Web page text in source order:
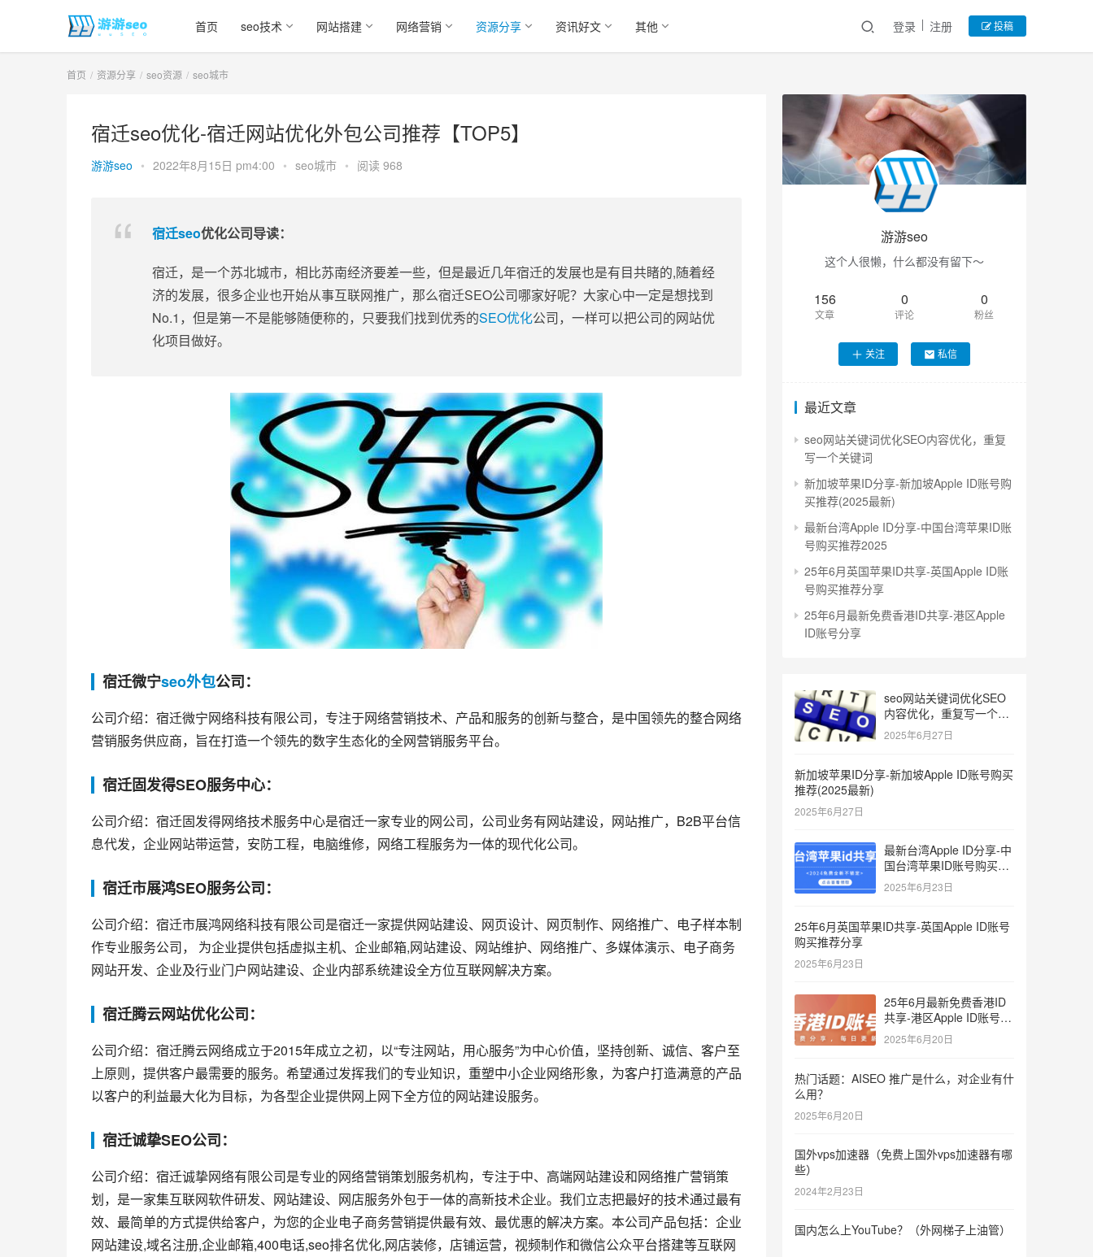
首页 seo技术 网站搭建 网络营销 资源分享 资讯好文 其他 登录 注册 投稿
首页 资源分享 seo资源 seo城市
宿迁seo优化-宿迁网站优化外包公司推荐【TOP5】
游游seo • 2022年8月15日 pm4:00 • seo城市 • 阅读 968
宿迁seo优化公司导读：
宿迁，是一个苏北城市，相比苏南经济要差一些，但是最近几年宿迁的发展也是有目共睹的,随着经
济的发展，很多企业也开始从事互联网推广，那么宿迁SEO公司哪家好呢？大家心中一定是想找到
No.1，但是第一不是能够随便称的，只要我们找到优秀的SEO优化公司，一样可以把公司的网站优
化项目做好。
宿迁微宁seo外包公司：
公司介绍：宿迁微宁网络科技有限公司，专注于网络营销技术、产品和服务的创新与整合，是中国领先的整合网络
营销服务供应商，旨在打造一个领先的数字生态化的全网营销服务平台。
宿迁固发得SEO服务中心：
公司介绍：宿迁固发得网络技术服务中心是宿迁一家专业的网公司，公司业务有网站建设，网站推广，B2B平台信
息代发，企业网站带运营，安防工程，电脑维修，网络工程服务为一体的现代化公司。
宿迁市展鸿SEO服务公司：
公司介绍：宿迁市展鸿网络科技有限公司是宿迁一家提供网站建设、网页设计、网页制作、网络推广、电子样本制
作专业服务公司， 为企业提供包括虚拟主机、企业邮箱,网站建设、网站维护、网络推广、多媒体演示、电子商务
网站开发、企业及行业门户网站建设、企业内部系统建设全方位互联网解决方案。
宿迁腾云网站优化公司：
公司介绍：宿迁腾云网络成立于2015年成立之初，以“专注网站，用心服务”为中心价值，坚持创新、诚信、客户至
上原则，提供客户最需要的服务。希望通过发挥我们的专业知识，重塑中小企业网络形象，为客户打造满意的产品
以客户的利益最大化为目标，为各型企业提供网上网下全方位的网站建设服务。
宿迁诚挚SEO公司：
公司介绍：宿迁诚挚网络有限公司是专业的网络营销策划服务机构，专注于中、高端网站建设和网络推广营销策
划，是一家集互联网软件研发、网站建设、网店服务外包于一体的高新技术企业。我们立志把最好的技术通过最有
效、最简单的方式提供给客户，为您的企业电子商务营销提供最有效、最优惠的解决方案。本公司产品包括：企业
网站建设,域名注册,企业邮箱,400电话,seo排名优化,网店装修，店铺运营，视频制作和微信公众平台搭建等互联网
游游seo
这个人很懒，什么都没有留下～
156
文章
0
评论
0
粉丝
关注 私信
最近文章
seo网站关键词优化SEO内容优化，重复
写一个关键词
新加坡苹果ID分享-新加坡Apple ID账号购
买推荐(2025最新)
最新台湾Apple ID分享-中国台湾苹果ID账
号购买推荐2025
25年6月英国苹果ID共享-英国Apple ID账
号购买推荐分享
25年6月最新免费香港ID共享-港区Apple
ID账号分享
seo网站关键词优化SEO
内容优化，重复写一个关
键词
2025年6月27日
新加坡苹果ID分享-新加坡Apple ID账号购买
推荐(2025最新)
2025年6月27日
最新台湾Apple ID分享-中
国台湾苹果ID账号购买推
荐2025
2025年6月23日
25年6月英国苹果ID共享-英国Apple ID账号
购买推荐分享
2025年6月23日
25年6月最新免费香港ID
共享-港区Apple ID账号分
享
2025年6月20日
热门话题：AISEO 推广是什么，对企业有什
么用？
2025年6月20日
国外vps加速器（免费上国外vps加速器有哪
些）
2024年2月23日
国内怎么上YouTube？（外网梯子上油管）